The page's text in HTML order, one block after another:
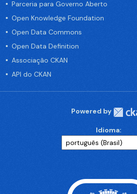
Parceria para Governo Aberto
Open Knowledge Foundation
Open Data Commons
Open Data Definition
Associação CKAN
API do CKAN
Powered by
Idioma